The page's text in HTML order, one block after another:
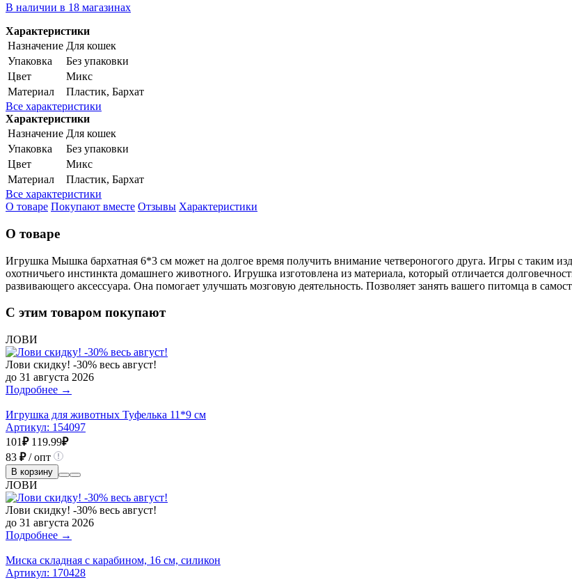
В наличии в 18 магазинах
Характеристики
Назначение Для кошек
Упаковка
Без упаковки
Цвет
Микс
Материал
Пластик, Бархат
Все характеристики
Характеристики
Назначение Для кошек
Упаковка
Без упаковки
Цвет
Микс
Материал
Пластик, Бархат
Все характеристики
О товаре Покупают вместе Отзывы Характеристики
О товаре
Игрушка Мышка бархатная 6*3 см может на долгое время получить внимание четвероногого друга. Игры с таким
охотничьего инстинкта домашнего животного. Игрушка изготовлена из материала, который отличается
развивающего аксессуара. Она помогает улучшать мозговую деятельность. Позволяет занять вашего питомца в
С этим товаром покупают
ЛОВИ
Лови скидку! -30% весь август!
до 31 августа 2026
Подробнее →
Игрушка для животных Туфелька 11*9 см
Артикул: 154097
101₽ 119.99₽
83 ₽/ опт
В корзину
ЛОВИ
Лови скидку! -30% весь август!
до 31 августа 2026
Подробнее →
Миска складная с карабином, 16 см, силикон
Артикул: 170428